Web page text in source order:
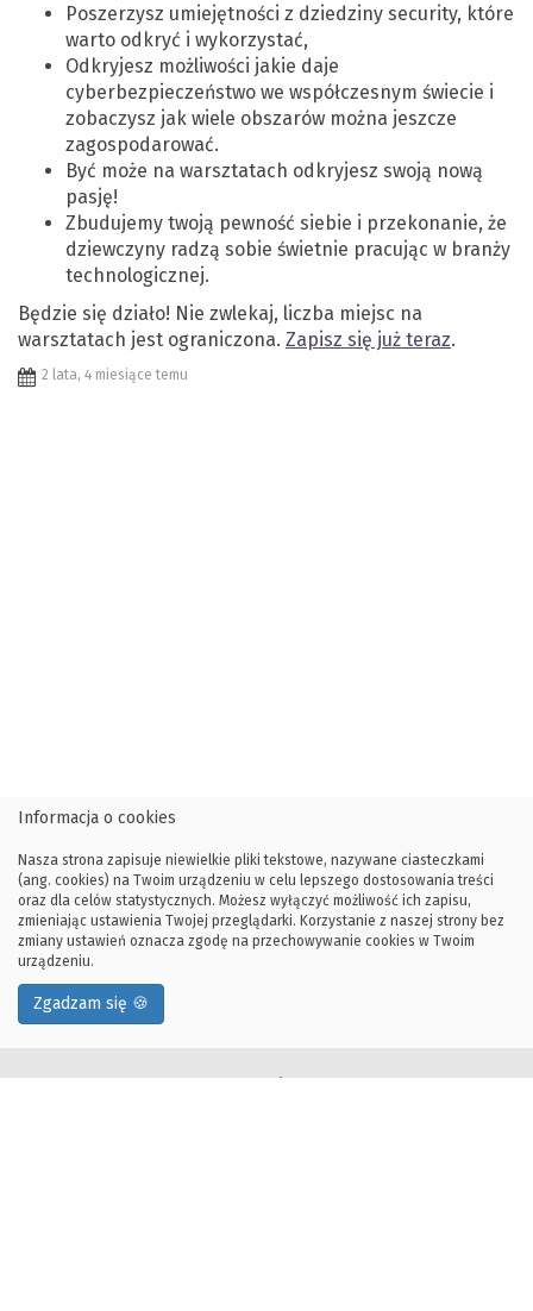
Poszerzysz umiejętności z dziedziny security, które
warto odkryć i wykorzystać,
Odkryjesz możliwości jakie daje
cyberbezpieczeństwo we współczesnym świecie i
zobaczysz jak wiele obszarów można jeszcze
zagospodarować.
Być może na warsztatach odkryjesz swoją nową
pasję!
Zbudujemy twoją pewność siebie i przekonanie, że
dziewczyny radzą sobie świetnie pracując w branży
technologicznej.
Będzie się działo! Nie zwlekaj, liczba miejsc na
warsztatach jest ograniczona. Zapisz się już teraz.
2 lata, 4 miesiące temu
Informacja o cookies
Nasza strona zapisuje niewielkie pliki tekstowe, nazywane ciasteczkami
(ang. cookies) na Twoim urządzeniu w celu lepszego dostosowania treści
oraz dla celów statystycznych. Możesz wyłączyć możliwość ich zapisu,
zmieniając ustawienia Twojej przeglądarki. Korzystanie z naszej strony bez
zmiany ustawień oznacza zgodę na przechowywanie cookies w Twoim
urządzeniu.
Zgadzam się 🍪